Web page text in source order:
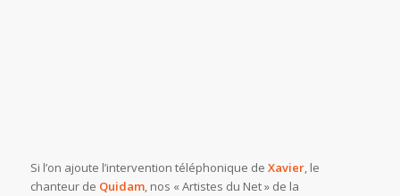
Si l’on ajoute l’intervention téléphonique de Xavier, le
chanteur de Quidam, nos « Artistes du Net » de la